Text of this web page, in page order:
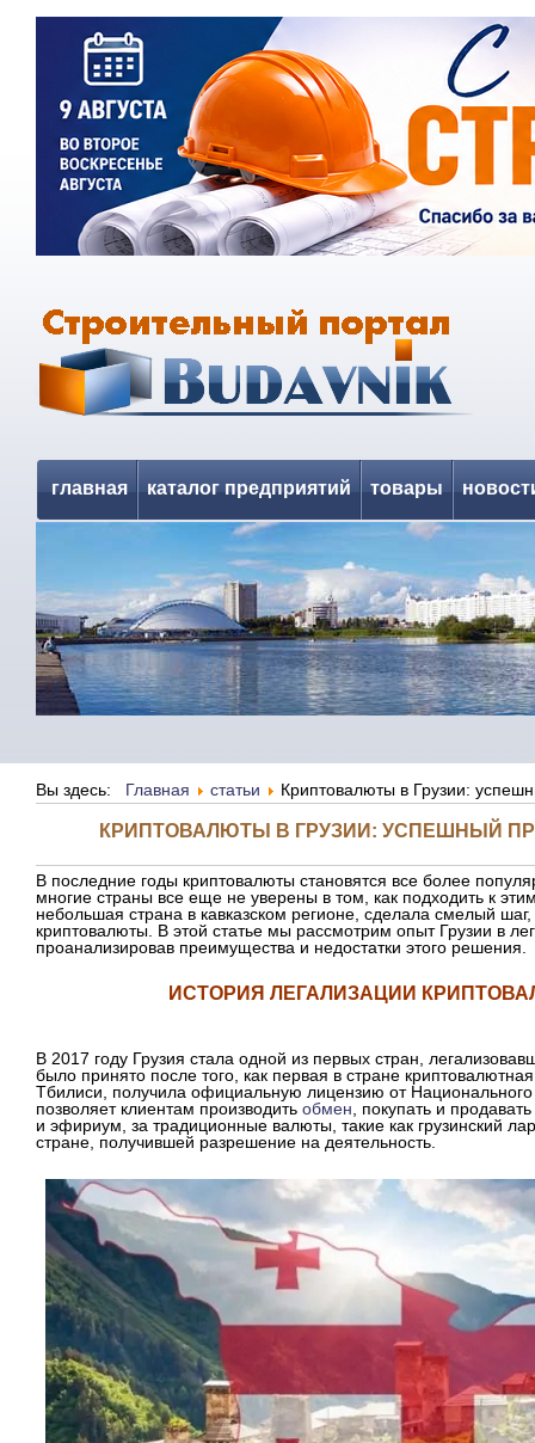
главная каталог предприятий товары
Вы здесь: Главная статьи Криптовалюты в Грузии:
КРИПТОВАЛЮТЫ В ГРУЗИИ: УСПЕШНЫЙ
В последние годы криптовалюты становятся все более
многие страны все еще не уверены в том, как подходить к
небольшая страна в кавказском регионе, сделала смелый
криптовалюты. В этой статье мы рассмотрим опыт Грузии в
проанализировав преимущества и недостатки этого решения.
ИСТОРИЯ ЛЕГАЛИЗАЦИИ
В 2017 году Грузия стала одной из первых стран,
было принято после того, как первая в стране
Тбилиси, получила официальную лицензию от
позволяет клиентам производить обмен , покупать и
и эфириум, за традиционные валюты, такие как грузинский
стране, получившей разрешение на деятельность.